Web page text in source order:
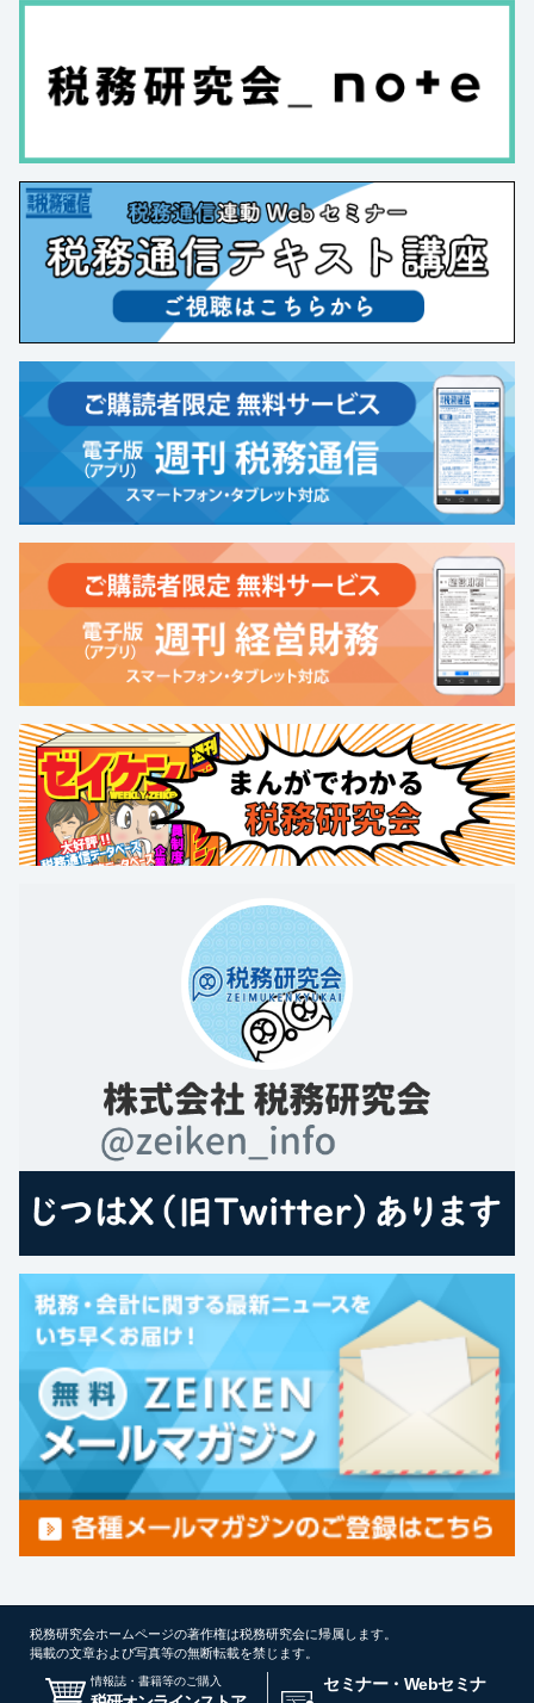
税務研究会ホームページの著作権は税務研究会に帰属します。
掲載の文章および写真等の無断転載を禁じます。
情報誌・書籍等のご購入
セミナー・Webセミナ